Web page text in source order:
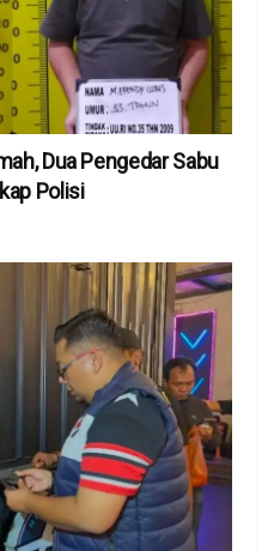
Dua Pengedar Sabu
Polisi